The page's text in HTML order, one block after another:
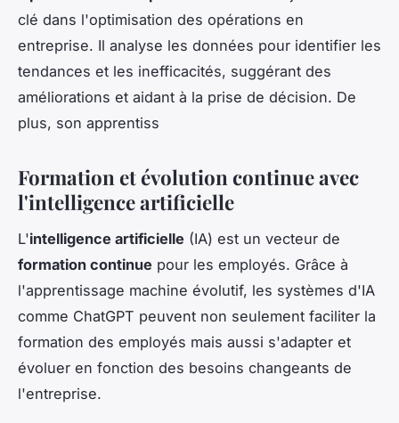
clé dans l'optimisation des opérations en
entreprise. Il analyse les données pour identifier les
tendances et les inefficacités, suggérant des
améliorations et aidant à la prise de décision. De
plus, son apprentiss
Formation et évolution continue avec
l'intelligence artificielle
L'intelligence artificielle (IA) est un vecteur de
formation continue pour les employés. Grâce à
l'apprentissage machine évolutif, les systèmes d'IA
comme ChatGPT peuvent non seulement faciliter la
formation des employés mais aussi s'adapter et
évoluer en fonction des besoins changeants de
l'entreprise.